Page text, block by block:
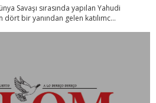
Savaşı sırasında yapılan Yahudi
dört bir yanından gelen katılımc...